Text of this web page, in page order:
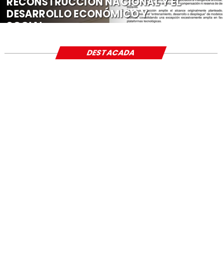
DESARROLLO ECONÓMICO Y
SOCIAL
DESTACADA